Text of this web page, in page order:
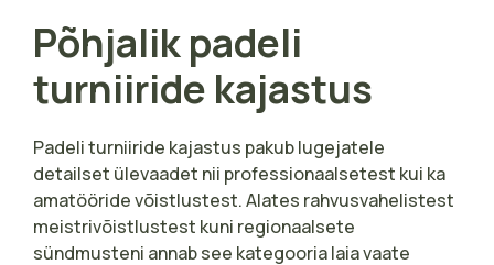
Põhjalik padeli
turniiride kajastus
Padeli turniiride kajastus pakub lugejatele
detailset ülevaadet nii professionaalsetest kui ka
amatööride võistlustest. Alates rahvusvahelistest
meistrivõistlustest kuni regionaalsete
sündmusteni annab see kategooria laia vaate